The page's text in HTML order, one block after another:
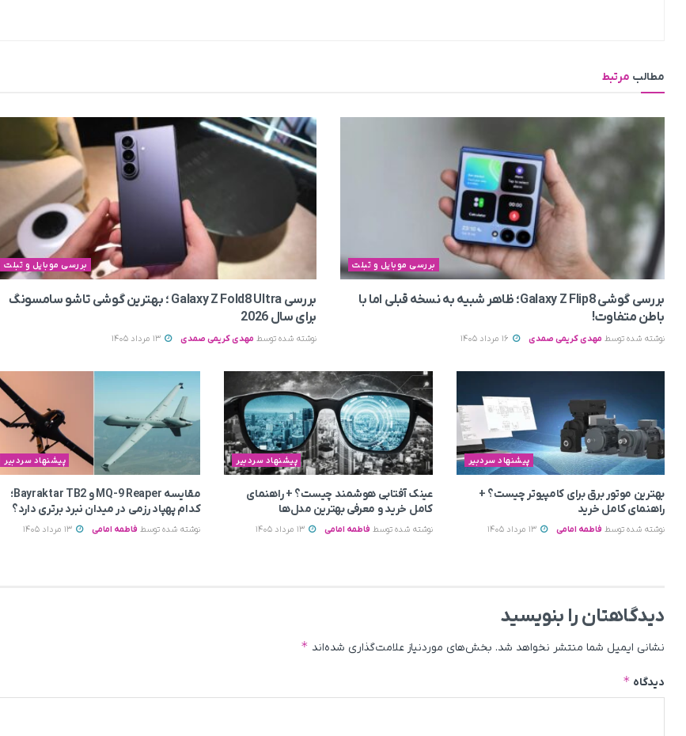
مطالب مرتبط
بررسی موبایل و تبلت
بررسی گوشی Galaxy Z Flip8؛ ظاهر شبیه به نسخه قبلی اما با
باطن متفاوت!
نوشته شده توسط مهدی کریمی صمدی
بررسی موبایل و تبلت
بررسی Galaxy Z Fold8 Ultra ؛ بهترین گوشی تاشو سامسونگ
برای سال 2026
نوشته شده توسط مهدی کریمی صمدی
پیشنهاد سردبیر
بهترین موتور برق برای کامپیوتر چیست؟ +
راهنمای کامل خرید
نوشته شده توسط فاطمه امامی
پیشنهاد سردبیر
عینک آفتابی هوشمند چیست؟ + راهنمای
کامل خرید و معرفی بهترین مدل‌ها
نوشته شده توسط فاطمه امامی 13 مرداد 1405
پیشنهاد سردبیر
مقایسه MQ-9 Reaper و Bayraktar TB2؛
کدام پهپاد رزمی در میدان نبرد برتری دارد؟
نوشته شده توسط فاطمه امامی
دیدگاهتان را بنویسید
نشانی ایمیل شما منتشر نخواهد شد. بخش‌های موردنیاز علامت‌گذاری شده‌اند *
دیدگاه *